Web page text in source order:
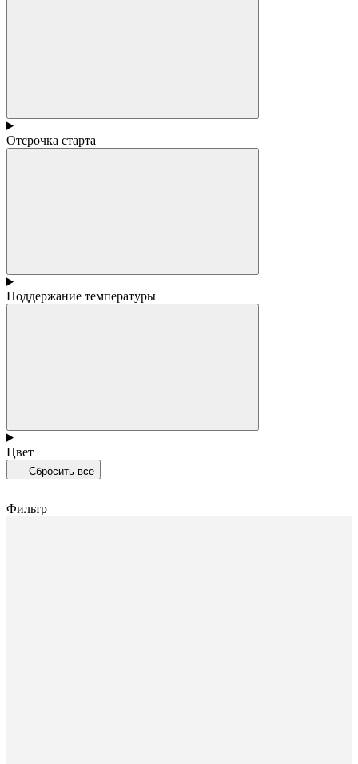
Отсрочка старта
Поддержание температуры
Цвет
Сбросить все
Фильтр